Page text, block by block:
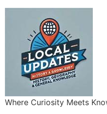
Where Curiosity Meets